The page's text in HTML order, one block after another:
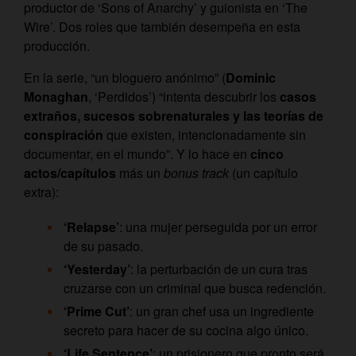
productor de ‘Sons of Anarchy’ y guionista en ‘The
Wire’. Dos roles que también desempeña en esta
producción.
En la serie, “un bloguero anónimo” (Dominic
Monaghan, ‘Perdidos’) “intenta descubrir los casos
extraños, sucesos sobrenaturales y las teorías de
conspiración que existen, intencionadamente sin
documentar, en el mundo”. Y lo hace en cinco
actos/capítulos más un bonus track (un capítulo
extra):
‘Relapse’: una mujer perseguida por un error
de su pasado.
‘Yesterday’: la perturbación de un cura tras
cruzarse con un criminal que busca redención.
‘Prime Cut’: un gran chef usa un ingrediente
secreto para hacer de su cocina algo único.